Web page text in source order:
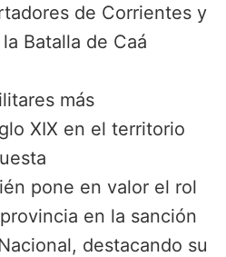
de Corrientes y
Batalla de Caá
más
XIX en el territorio
pone en valor el rol
en la sanción
destacando su